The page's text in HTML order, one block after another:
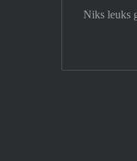
Niks leuks